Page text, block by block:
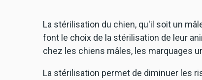
La stérilisation du chien, qu'il soit un
font le choix de la stérilisation de leur
chez les chiens mâles, les marquages
La stérilisation permet de diminuer les